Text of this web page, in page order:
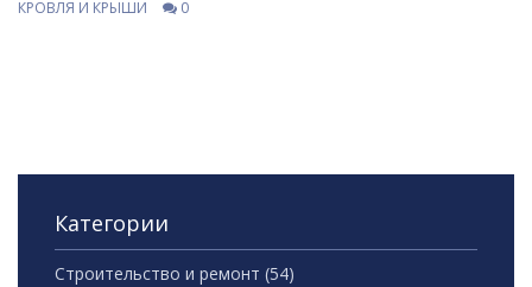
помогут избежать типичных ошибок и выбрать
КРОВЛЯ И КРЫШИ 0
Категории
Строительство и ремонт (54)